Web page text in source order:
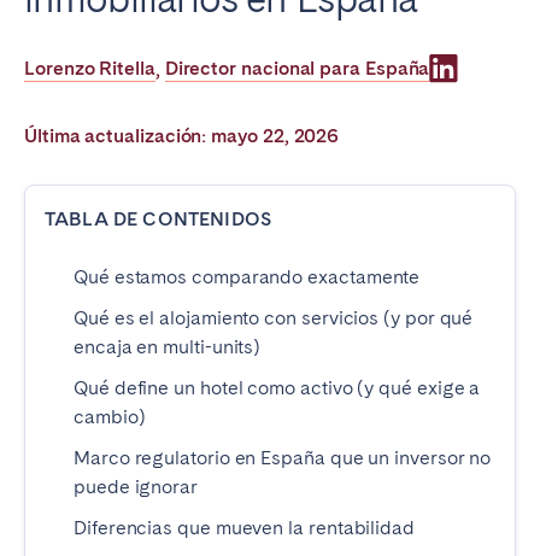
Lorenzo Ritella, Director nacional para España
Última actualización: mayo 22, 2026
TABLA DE CONTENIDOS
Qué estamos comparando exactamente
Qué es el alojamiento con servicios (y por qué
encaja en multi-units)
Qué define un hotel como activo (y qué exige a
cambio)
Marco regulatorio en España que un inversor no
puede ignorar
Diferencias que mueven la rentabilidad
Poitiers
Réunion
Strasbourg
Toulouse
Dublin
SAUDI ARABIA
Riyadh
Alicante
Benidorm
Bilbao